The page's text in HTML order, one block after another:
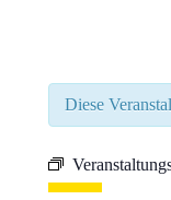
Diese